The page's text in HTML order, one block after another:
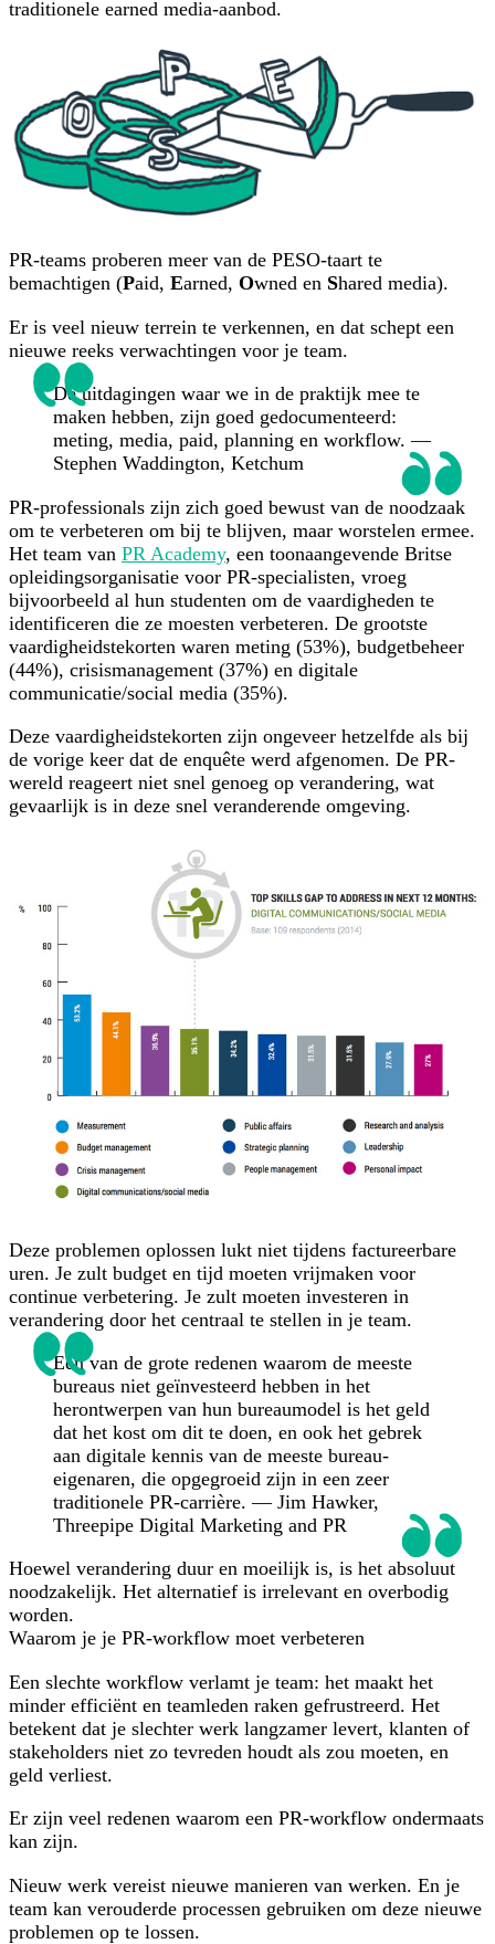
traditionele earned media-aanbod.
PR-teams proberen meer van de PESO-taart te
bemachtigen (Paid, Earned, Owned en Shared media).
Er is veel nieuw terrein te verkennen, en dat schept een
nieuwe reeks verwachtingen voor je team.
De uitdagingen waar we in de praktijk mee te
maken hebben, zijn goed gedocumenteerd:
meting, media, paid, planning en workflow. —
Stephen Waddington, Ketchum
PR-professionals zijn zich goed bewust van de noodzaak
om te verbeteren om bij te blijven, maar worstelen ermee.
Het team van PR Academy, een toonaangevende Britse
opleidingsorganisatie voor PR-specialisten, vroeg
bijvoorbeeld al hun studenten om de vaardigheden te
identificeren die ze moesten verbeteren. De grootste
vaardigheidstekorten waren meting (53%), budgetbeheer
(44%), crisismanagement (37%) en digitale
communicatie/social media (35%).
Deze vaardigheidstekorten zijn ongeveer hetzelfde als bij
de vorige keer dat de enquête werd afgenomen. De PR-
wereld reageert niet snel genoeg op verandering, wat
gevaarlijk is in deze snel veranderende omgeving.
Deze problemen oplossen lukt niet tijdens factureerbare
uren. Je zult budget en tijd moeten vrijmaken voor
continue verbetering. Je zult moeten investeren in
verandering door het centraal te stellen in je team.
Een van de grote redenen waarom de meeste
bureaus niet geïnvesteerd hebben in het
herontwerpen van hun bureaumodel is het geld
dat het kost om dit te doen, en ook het gebrek
aan digitale kennis van de meeste bureau-
eigenaren, die opgegroeid zijn in een zeer
traditionele PR-carrière. — Jim Hawker,
Threepipe Digital Marketing and PR
Hoewel verandering duur en moeilijk is, is het absoluut
noodzakelijk. Het alternatief is irrelevant en overbodig
worden.
Waarom je je PR-workflow moet verbeteren
Een slechte workflow verlamt je team: het maakt het
minder efficiënt en teamleden raken gefrustreerd. Het
betekent dat je slechter werk langzamer levert, klanten of
stakeholders niet zo tevreden houdt als zou moeten, en
geld verliest.
Er zijn veel redenen waarom een PR-workflow ondermaats
kan zijn.
Nieuw werk vereist nieuwe manieren van werken. En je
team kan verouderde processen gebruiken om deze nieuwe
problemen op te lossen.